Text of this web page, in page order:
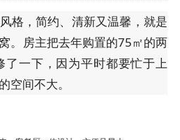
格，简约、清新又温馨，就是
。房主把去年购置的75㎡的两
了一下，因为平时都要忙于上
空间不大。